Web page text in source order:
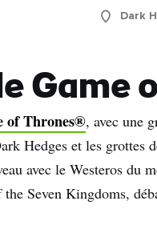
Dark
Game
of Thrones®, avec une
Hedges et les grottes
avec le Westeros du
Seven Kingdoms,